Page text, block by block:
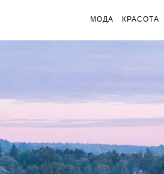
МОДА КРАСОТА